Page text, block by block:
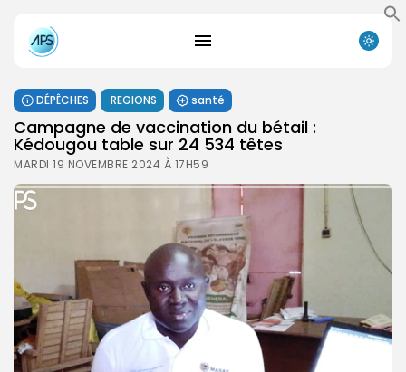
DÉPÊCHES REGIONS santé
Campagne de vaccination du bétail :
Kédougou table sur 24 534 têtes
MARDI 19 NOVEMBRE 2024 À 17H59